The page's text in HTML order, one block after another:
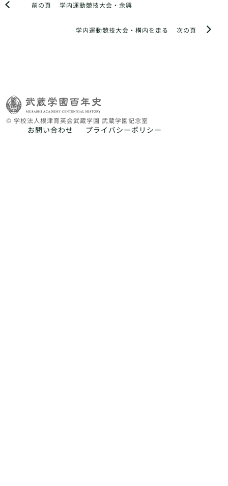
前の頁 学内運動競技大会・余興
次の頁
学内運動競技大会・構内を走る
© 学校法人根津育英会武蔵学園 武蔵学園記念室
お問い合わせ プライバシーポリシー